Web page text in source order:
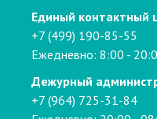
Единый контактный
+7 (499) 190-85-55
Ежедневно: 8:00 -
Дежурный
+7 (964) 725-31-84